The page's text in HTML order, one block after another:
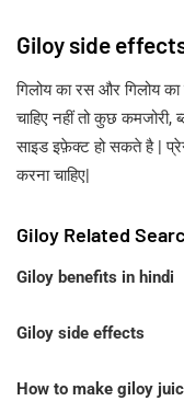
Giloy side
गिलोय का रस और गिलोय
चाहिए नहीं तो कुछ
साइड इफ़ेक्ट हो सकते है |
करना चाहिए|
Giloy Related
Giloy benefits in hindi
Giloy side effects
How to make giloy